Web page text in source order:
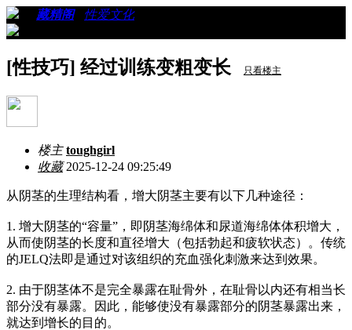
藏精阁 性爱文化
[性技巧] 经过训练变粗变长 只看楼主
楼主 toughgirl
收藏2025-12-24 09:25:49
从阴茎的生理结构看，增大阴茎主要有以下几种途径：
1. 增大阴茎的“容量”，即阴茎海绵体和尿道海绵体体积增大，
从而使阴茎的长度和直径增大（包括勃起和疲软状态）。传统
的JELQ法即是通过对该组织的充血强化刺激来达到效果。
2. 由于阴茎体不是完全暴露在耻骨外，在耻骨以内还有相当长
部分没有暴露。因此，能够使没有暴露部分的阴茎暴露出来，
就达到增长的目的。